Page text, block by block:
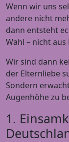
Wenn wir uns
andere nicht
dann entsteht
Wahl – nicht aus
Wir sind dann
der Elternliebe
Sondern
Augenhöhe zu
1.